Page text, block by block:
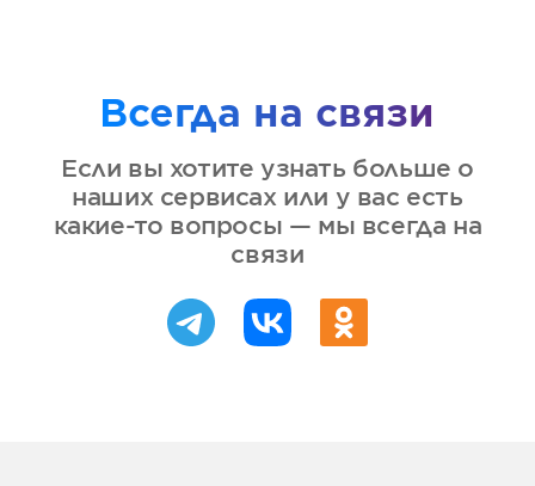
Всегда на связи
Если вы хотите узнать больше о
наших сервисах или у вас есть
какие-то вопросы — мы всегда на
связи